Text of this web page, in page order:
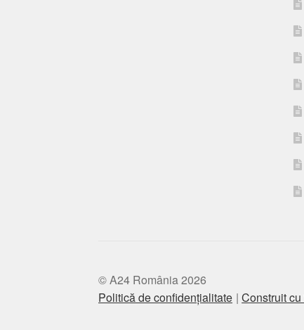
© A24 România 2026
Politică de confidențialitate Construit